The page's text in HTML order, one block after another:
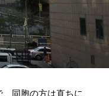
同胞の方は直ちに